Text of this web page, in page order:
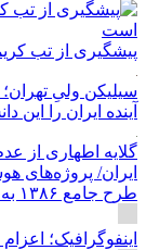
پیشگیری از تب
آینده ایران را
گلایه اطهاری از
ایران/ پروژه‌های
طرح جامع ۱۳۸۶ به کشور آسیب زد
اینفوگرافیک؛ اعزام ۲۱ هزار زائر اربعین از آذربایجان‌شرقی